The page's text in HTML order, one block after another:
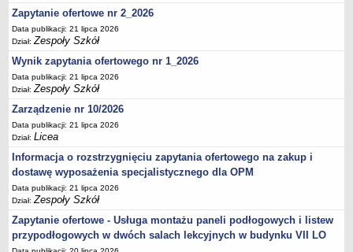
Zapytanie ofertowe nr 2_2026
Data publikacji: 21 lipca 2026
Dział:Zespoły Szkół
Wynik zapytania ofertowego nr 1_2026
Data publikacji: 21 lipca 2026
Dział:Zespoły Szkół
Zarządzenie nr 10/2026
Data publikacji: 21 lipca 2026
Dział:Licea
Informacja o rozstrzygnięciu zapytania ofertowego na zakup i
dostawę wyposażenia specjalistycznego dla OPM
Data publikacji: 21 lipca 2026
Dział:Zespoły Szkół
Zapytanie ofertowe - Usługa montażu paneli podłogowych i listew
przypodłogowych w dwóch salach lekcyjnych w budynku VII LO